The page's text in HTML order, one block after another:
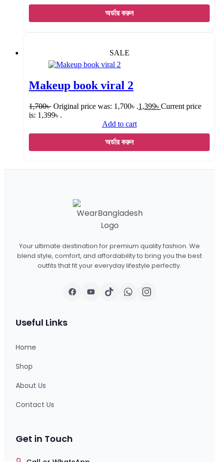
অর্ডার করুন
SALE
Makeup book viral 2
1,700৳ Original price was: 1,700৳ .1,399৳ Current price
is: 1,399৳ .
Add to cart
অর্ডার করুন
Your ultimate destination for premium quality fashion. We
blend style, comfort, and affordability to bring you the best
outfits that fit your everyday lifestyle perfectly.
Useful Links
Home
Shop
About Us
Contact Us
Get in Touch